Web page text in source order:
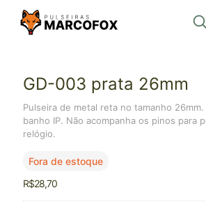
GD-003 prata 26mm
Pulseira de metal reta no tamanho
banho IP. Não acompanha os pinos para
relógio.
Fora de estoque
R$28,70